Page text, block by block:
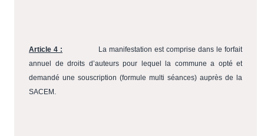
Article 4 :
La manifestation est comprise dans le forfait
annuel de droits d’auteurs pour lequel la commune a opté et
demandé une souscription (formule multi séances) auprès de la
SACEM.